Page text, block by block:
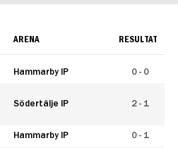
ARENA RESULTAT
Hammarby IP 0 - 0
Södertälje IP 2 - 1
Hammarby IP 0 - 1